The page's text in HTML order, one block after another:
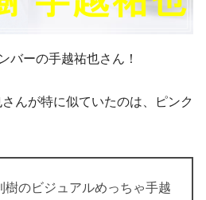
バーの手越祐也さん！
んが特に似ていたのは、ピンク
樹のビジュアルめっちゃ手越